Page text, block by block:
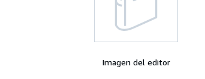
Imagen del editor